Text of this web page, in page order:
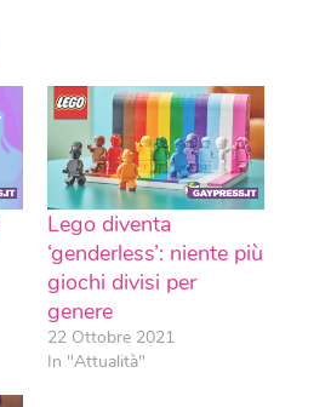
Lego diventa
‘genderless’: niente più
giochi divisi per
genere
22 Ottobre 2021
In "Attualità"